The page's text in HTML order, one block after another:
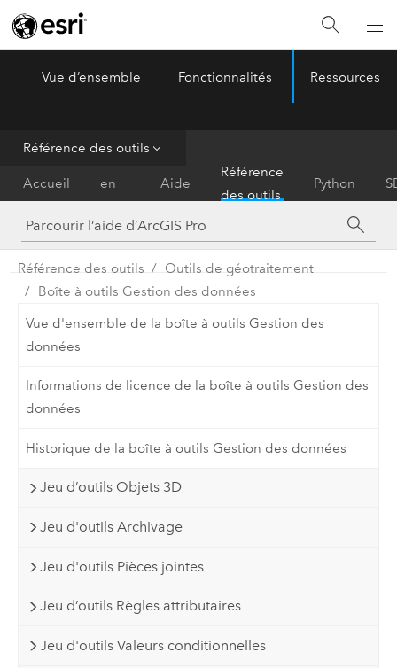
ArcGIS Pro
Vue d’ensemble Fonctionnalités Ressources
Référence des outils
Accueil
en
main
Aide
Référence
des outils
Python
Référence des outils
Outils de géotraitement
Boîte à outils Gestion des données
Vue d'ensemble de la boîte à outils Gestion des
données
Informations de licence de la boîte à outils Gestion des
données
Historique de la boîte à outils Gestion des données
Jeu d’outils Objets 3D
Jeu d'outils Archivage
Jeu d'outils Pièces jointes
Jeu d’outils Règles attributaires
Jeu d'outils Valeurs conditionnelles